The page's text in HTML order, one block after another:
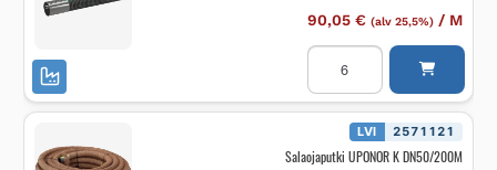
90,05 € (alv 25,5%)/ M
Salaojaputki
TUPLA
200/172x6M
määrä
LVI 2571121
Salaojaputki UPONOR K DN50/200M